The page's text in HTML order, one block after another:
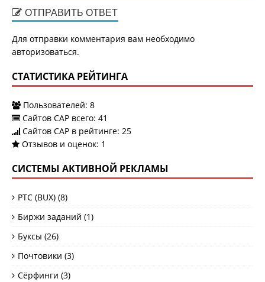
ОТПРАВИТЬ ОТВЕТ
Для отправки комментария вам необходимо
авторизоваться.
СТАТИСТИКА РЕЙТИНГА
Пользователей: 8
Сайтов САР всего: 41
Сайтов САР в рейтинге: 25
Отзывов и оценок: 1
СИСТЕМЫ АКТИВНОЙ РЕКЛАМЫ
PTC (BUX) (8)
Биржи заданий (1)
Буксы (26)
Почтовики (3)
Сёрфинги (3)